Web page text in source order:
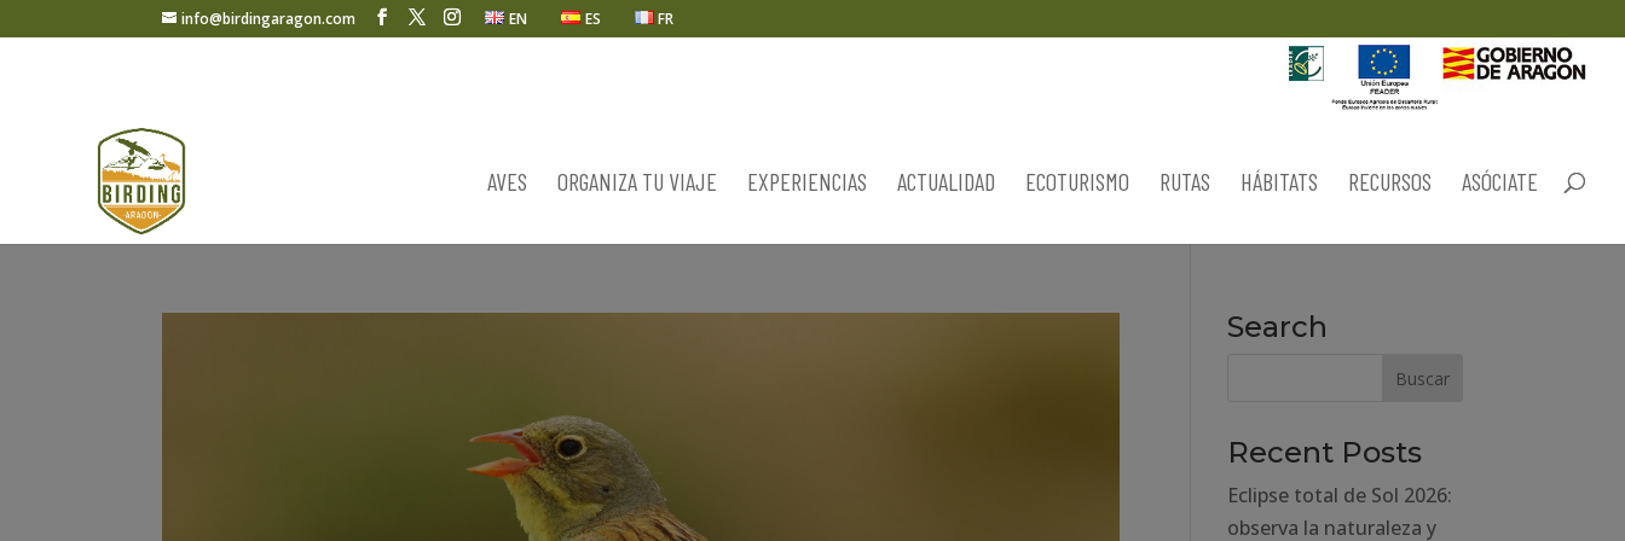
info@birdingaragon.com EN ES FR
AVES ORGANIZA TU VIAJE EXPERIENCIAS ACTUALIDAD ECOTURISMO RUTAS HÁBITATS RECURSOS ASÓCIATE
Search
Recent Posts
Eclipse total de Sol 2026:
observa la naturaleza y